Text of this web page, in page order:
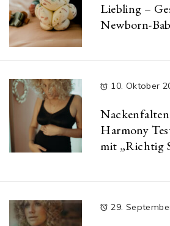
Liebling –
Newborn-
10. Oktober
Harmony
mit „Richtig
29.